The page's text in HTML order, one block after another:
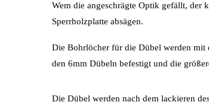
Wem die angeschrägte Optik gefällt, der
Sperrholzplatte absägen.
Die Bohrlöcher für die Dübel werden mit
den 6mm Dübeln befestigt und die
Die Dübel werden nach dem lackieren